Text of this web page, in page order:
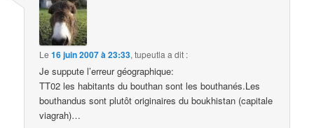
Le16 juin 2007 à 23:33,tupeutla a dit :
Je suppute l’erreur géographique:
TT02 les habitants du bouthan sont les bouthanés.Les
bouthandus sont plutôt originaires du boukhistan (capitale
viagrah)…